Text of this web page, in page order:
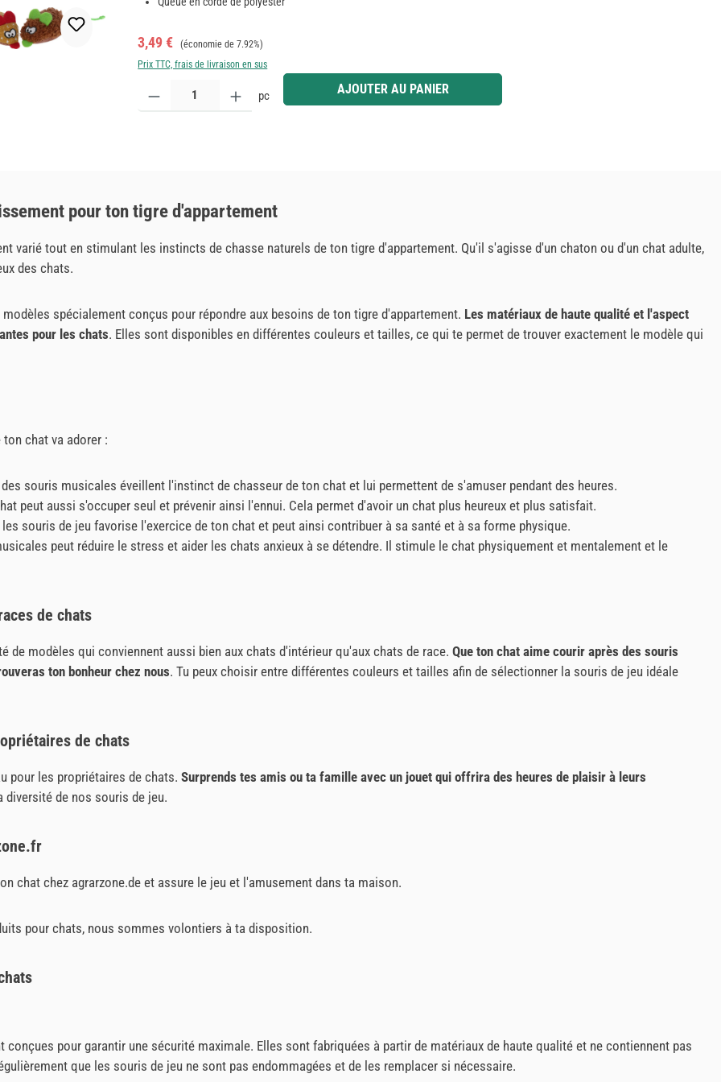
Prix de vente :
3,49 € Prix régulier :
(économie de 7.92%)
Prix TTC, frais de livraison en sus
Quantité de produit : Entrez la quantité souhaitée ou utilisez les boutons pour augmenter ou diminuer la quantité.
pc AJOUTER AU PANIER
pour ton tigre d'appartement
varié tout en stimulant les instincts de chasse naturels de ton tigre d'appartement. Qu'il s'agisse d'un chaton ou d'un chat adulte,
des chats.
spécialement conçus pour répondre aux besoins de ton tigre d'appartement. Les matériaux de haute qualité et l'aspect
pour les chats. Elles sont disponibles en différentes couleurs et tailles, ce qui te permet de trouver exactement le modèle qui
chat va adorer :
souris musicales éveillent l'instinct de chasseur de ton chat et lui permettent de s'amuser pendant des heures.
peut aussi s'occuper seul et prévenir ainsi l'ennui. Cela permet d'avoir un chat plus heureux et plus satisfait.
souris de jeu favorise l'exercice de ton chat et peut ainsi contribuer à sa santé et à sa forme physique.
peut réduire le stress et aider les chats anxieux à se détendre. Il stimule le chat physiquement et mentalement et le
de chats
de modèles qui conviennent aussi bien aux chats d'intérieur qu'aux chats de race. Que ton chat aime courir après des souris
ton bonheur chez nous. Tu peux choisir entre différentes couleurs et tailles afin de sélectionner la souris de jeu idéale
de chats
pour les propriétaires de chats. Surprends tes amis ou ta famille avec un jouet qui offrira des heures de plaisir à leurs
de nos souris de jeu.
chat chez agrarzone.de et assure le jeu et l'amusement dans ta maison.
pour chats, nous sommes volontiers à ta disposition.
pour garantir une sécurité maximale. Elles sont fabriquées à partir de matériaux de haute qualité et ne contiennent pas
que les souris de jeu ne sont pas endommagées et de les remplacer si nécessaire.